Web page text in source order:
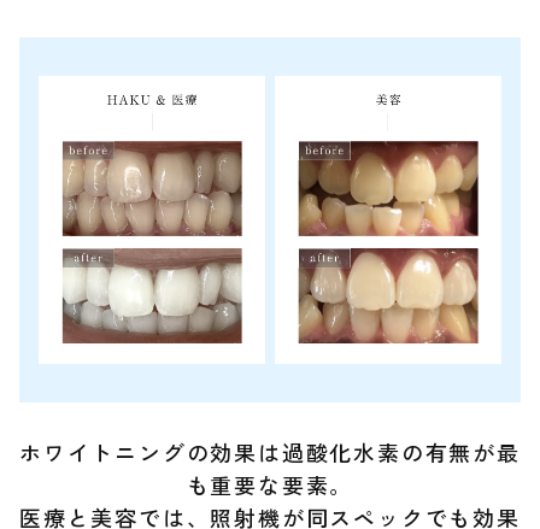
ホワイトニングの効果は過酸化水素の有無が最
も重要な要素。
医療と美容では、照射機が同スペックでも効果